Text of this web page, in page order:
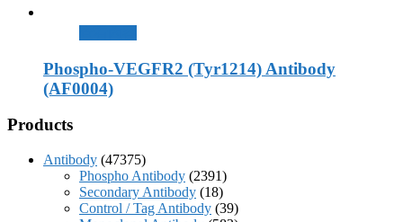
Phospho-VEGFR2 (Tyr1214) Antibody
(AF0004)
Products
Antibody (47375)
Phospho Antibody (2391)
Secondary Antibody (18)
Control / Tag Antibody (39)